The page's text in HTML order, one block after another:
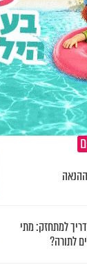
למתחזק: מתי
לתורה?